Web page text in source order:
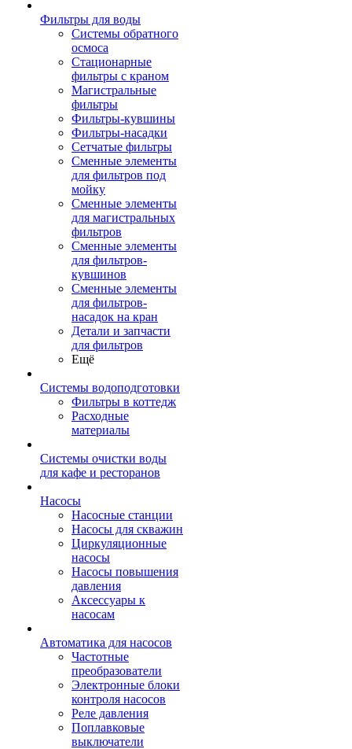
Фильтры для воды
Системы обратного
осмоса
Стационарные
фильтры с краном
Магистральные
фильтры
Фильтры-кувшины
Фильтры-насадки
Сетчатые фильтры
Сменные элементы
для фильтров под
мойку
Сменные элементы
для магистральных
фильтров
Сменные элементы
для фильтров-
кувшинов
Сменные элементы
для фильтров-
насадок на кран
Детали и запчасти
для фильтров
Ещё
Системы водоподготовки
Фильтры в коттедж
Расходные
материалы
Системы очистки воды
для кафе и ресторанов
Насосы
Насосные станции
Насосы для скважин
Циркуляционные
насосы
Насосы повышения
давления
Аксессуары к
насосам
Автоматика для насосов
Частотные
преобразователи
Электронные блоки
контроля насосов
Реле давления
Поплавковые
выключатели